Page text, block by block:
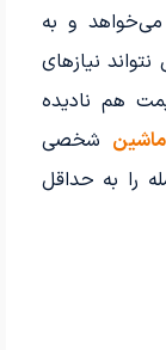
می‌خواهد و به
نیازهای
هم نادیده
شخصی
را به حداقل